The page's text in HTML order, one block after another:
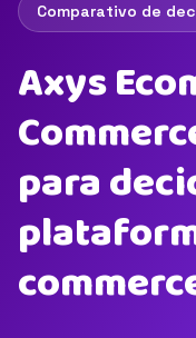
Comparativo de
Axys
para